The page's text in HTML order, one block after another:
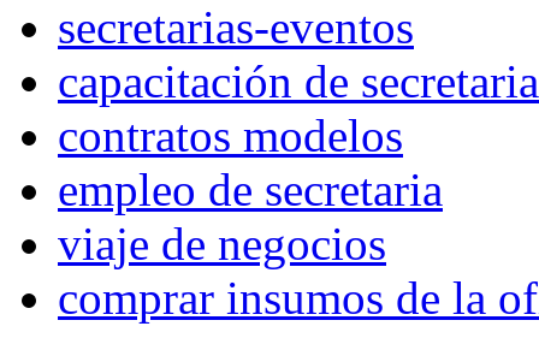
secretarias-eventos
capacitación de
contratos modelos
empleo de secretaria
viaje de negocios
comprar insumos de la